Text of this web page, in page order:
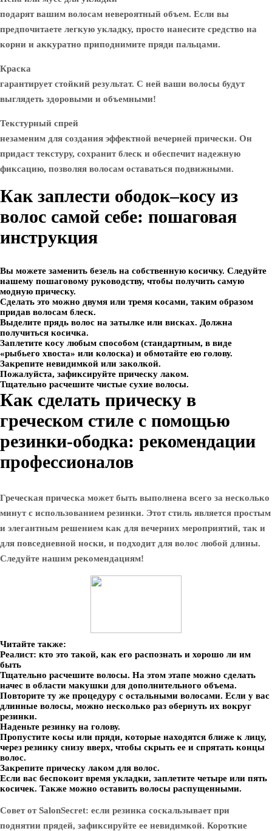
подарят вашим волосам невероятный объем. Если вы
предпочитаете легкую укладку, просто нанесите средство на
корни и аккуратно приподнимите пряди пальцами.
Краска
гарантирует стойкий результат. С ней ваши волосы будут
выглядеть здоровыми и объемными!
Текстурный спрей
незаменим для создания эффектной вечерней прически. Он
придаст текстуру, сохранит блеск и обеспечит надежную
фиксацию, позволяя волосам оставаться подвижными.
Как заплести ободок–косу из
волос самой себе: пошаговая
инструкция
Вы можете заменить безель на собственную косичку. Следуйте
нашему пошаговому руководству, чтобы получить самую
модную прическу.
Сделать это можно двумя или тремя косами, таким образом
придав волосам блеск.
Выделите прядь волос на затылке или висках. Должна
получиться косичка.
Заплетите косу любым способом (стандартным, в виде
«рыбьего хвоста» или колоска) и обмотайте ею голову.
Закрепите невидимкой или заколкой.
Пожалуйста, зафиксируйте прическу лаком.
Тщательно расчешите чистые сухие волосы.
Как сделать прическу в
греческом стиле с помощью
резинки-ободка: рекомендации
профессионалов
Греческая прическа может быть выполнена всего за несколько
минут с использованием резинки. Этот стиль является простым
и элегантным решением как для вечерних мероприятий, так и
для повседневной носки, и подходит для волос любой длины.
Следуйте нашим рекомендациям!
Читайте также:
Реалист: кто это такой, как его распознать и хорошо ли им
быть
Тщательно расчешите волосы. На этом этапе можно сделать
начес в области макушки для дополнительного объема.
Повторите ту же процедуру с остальными волосами. Если у вас
длинные волосы, можно несколько раз обернуть их вокруг
резинки.
Наденьте резинку на голову.
Пропустите косы или пряди, которые находятся ближе к лицу,
через резинку снизу вверх, чтобы скрыть ее и спрятать концы
волос.
Закрепите прическу лаком для волос.
Если вас беспокоит время укладки, заплетите четыре или пять
косичек. Также можно оставить волосы распущенными.
Совет от SalonSecret: если резинка соскальзывает при
поднятии прядей, зафиксируйте ее невидимкой. Короткие